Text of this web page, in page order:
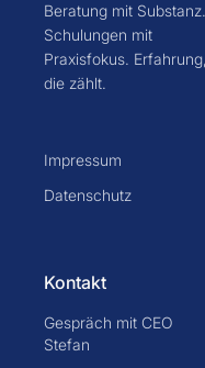
Beratung mit Substanz.
Schulungen mit
Praxisfokus. Erfahrung,
die zählt.
Impressum
Datenschutz
Kontakt
Gespräch mit CEO
Stefan